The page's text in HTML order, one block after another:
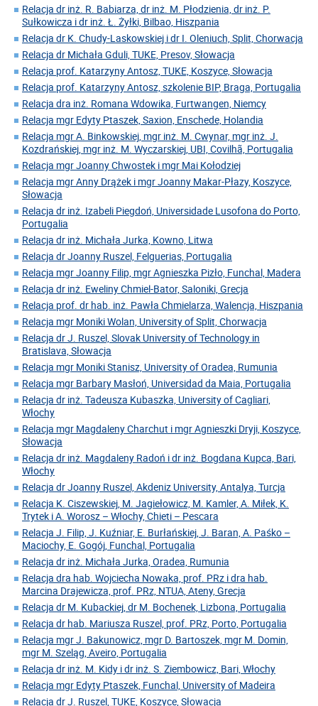
Relacja dr inż. R. Babiarza, dr inż. M. Płodzienia, dr inż. P.
Sułkowicza i dr inż. Ł. Żyłki, Bilbao, Hiszpania
Relacja dr K. Chudy-Laskowskiej i dr I. Oleniuch, Split, Chorwacja
Relacja dr Michała Gduli, TUKE, Presov, Słowacja
Relacja prof. Katarzyny Antosz, TUKE, Koszyce, Słowacja
Relacja prof. Katarzyny Antosz, szkolenie BIP, Braga, Portugalia
Relacja dra inż. Romana Wdowika, Furtwangen, Niemcy
Relacja mgr Edyty Ptaszek, Saxion, Enschede, Holandia
Relacja mgr A. Binkowskiej, mgr inż. M. Cwynar, mgr inż. J.
Kozdrańskiej, mgr inż. M. Wyczarskiej, UBI, Covilhã, Portugalia
Relacja mgr Joanny Chwostek i mgr Mai Kołodziej
Relacja mgr Anny Drążek i mgr Joanny Makar-Płazy, Koszyce,
Słowacja
Relacja dr inż. Izabeli Piegdoń, Universidade Lusofona do Porto,
Portugalia
Relacja dr inż. Michała Jurka, Kowno, Litwa
Relacja dr Joanny Ruszel, Felguerias, Portugalia
Relacja mgr Joanny Filip, mgr Agnieszka Pizło, Funchal, Madera
Relacja dr inż. Eweliny Chmiel-Bator, Saloniki, Grecja
Relacja prof. dr hab. inż. Pawła Chmielarza, Walencja, Hiszpania
Relacja mgr Moniki Wolan, University of Split, Chorwacja
Relacja dr J. Ruszel, Slovak University of Technology in
Bratislava, Słowacja
Relacja mgr Moniki Stanisz, University of Oradea, Rumunia
Relacja mgr Barbary Masłoń, Universidad da Maia, Portugalia
Relacja dr inż. Tadeusza Kubaszka, University of Cagliari,
Włochy
Relacja mgr Magdaleny Charchut i mgr Agnieszki Dryji, Koszyce,
Słowacja
Relacja dr inż. Magdaleny Radoń i dr inż. Bogdana Kupca, Bari,
Włochy
Relacja dr Joanny Ruszel, Akdeniz University, Antalya, Turcja
Relacja K. Ciszewskiej, M. Jagiełowicz, M. Kamler, A. Miłek, K.
Trytek i A. Worosz – Włochy, Chieti – Pescara
Relacja J. Filip, J. Kuźniar, E. Burłańskiej, J. Baran, A. Paśko –
Maciochy, E. Gogój, Funchal, Portugalia
Relacja dr inż. Michała Jurka, Oradea, Rumunia
Relacja dra hab. Wojciecha Nowaka, prof. PRz i dra hab.
Marcina Drajewicza, prof. PRz, NTUA, Ateny, Grecja
Relacja dr M. Kubackiej, dr M. Bochenek, Lizbona, Portugalia
Relacja dr hab. Mariusza Ruszel, prof. PRz, Porto, Portugalia
Relacja mgr J. Bakunowicz, mgr D. Bartoszek, mgr M. Domin,
mgr M. Szeląg, Aveiro, Portugalia
Relacja dr inż. M. Kidy i dr inż. S. Ziembowicz, Bari, Włochy
Relacja mgr Edyty Ptaszek, Funchal, University of Madeira
Relacja dr J. Ruszel, TUKE, Koszyce, Słowacja